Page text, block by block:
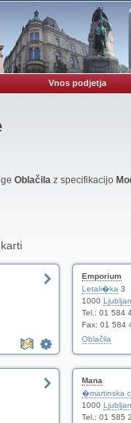
Vnos podjetja
Oblačila z specifikacijo
Emporium
Letali�ka 3
1000
Tel.: 01 584
Fax: 01 584
Oblačila
Mana
�martinska
1000
Tel.: 01 585